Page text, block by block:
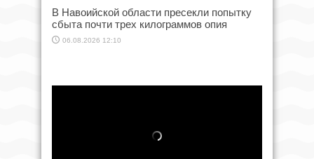
В Навоийской области пресекли попытку
сбыта почти трех килограммов опия
06.08.2026 12:10